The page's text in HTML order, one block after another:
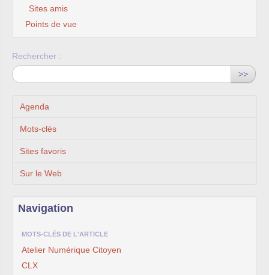
Sites amis
Points de vue
Rechercher :
>>
Agenda
Mots-clés
Sites favoris
Sur le Web
Navigation
MOTS-CLÉS DE L'ARTICLE
Atelier Numérique Citoyen
CLX